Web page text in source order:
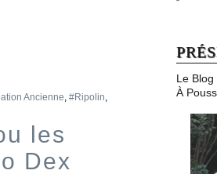
Ancienne, #Ripolin,
les
Dex
Le
À